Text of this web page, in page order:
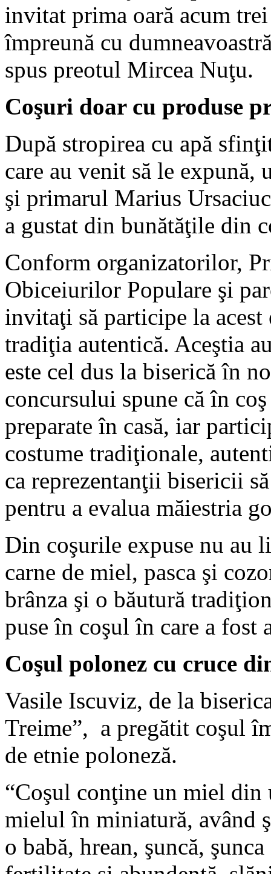
invitat prima oară acum
împreună cu
spus preotul Mircea Nuţu.
Coşuri doar cu produse
După stropirea cu apă
care au venit să le
şi primarul Marius
a gustat din bunătăţile din
Conform organizatorilor,
Obiceiurilor Populare şi
invitaţi să participe la acest
tradiţia autentică. Aceştia
este cel dus la biserică în
concursului spune că în
preparate în casă, iar
costume tradiţionale,
ca reprezentanţii bisericii
pentru a evalua măiestria
Din coşurile expuse nu au
carne de miel, pasca şi
brânza şi o băutură
puse în coşul în care a fost
Coşul polonez cu cruce
Vasile Iscuviz, de la
Treime”, a pregătit coşul
de etnie poloneză.
“Coşul conţine un miel din
mielul în miniatură, având
o babă, hrean, şuncă,